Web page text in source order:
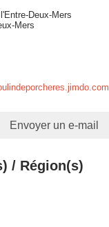
Deux-Mers
Mers
Envoyer un e-mail
/ Région(s)